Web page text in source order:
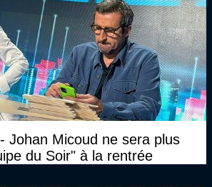
Johan Micoud ne sera plus
du Soir" à la rentrée